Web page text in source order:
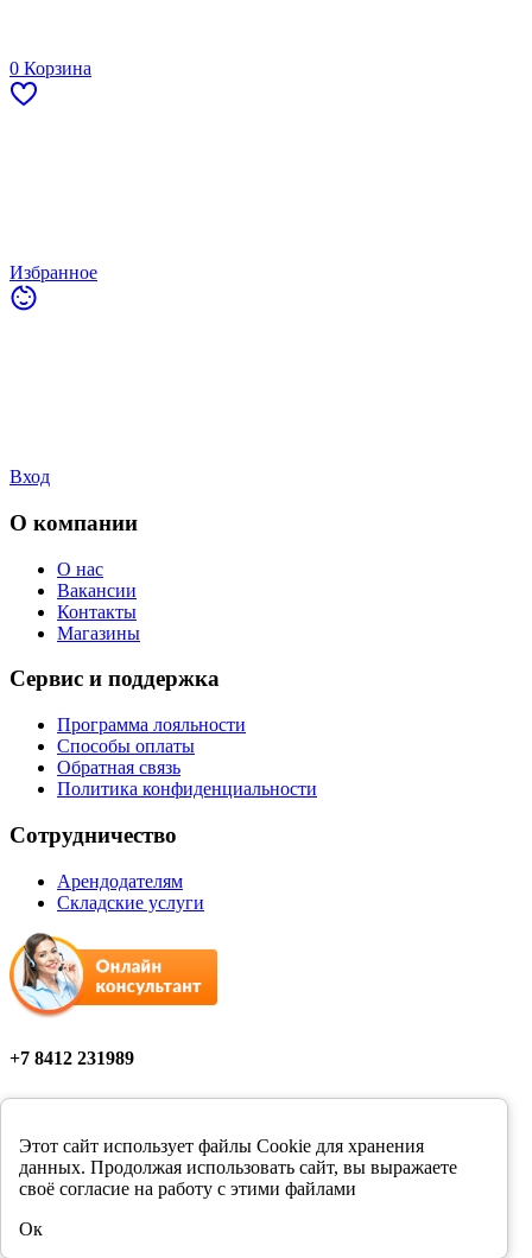
Этот сайт использует файлы Cookie для хранения
данных. Продолжая использовать сайт, вы выражаете
своё согласие на работу с этими файлами
Ок
0 Корзина
Избранное
Вход
О компании
О нас
Вакансии
Контакты
Магазины
Сервис и поддержка
Программа лояльности
Способы оплаты
Обратная связь
Политика конфиденциальности
Сотрудничество
Арендодателям
Складские услуги
+7 8412 231989
Мы в соцсетях
Цены в розничных магазинах Фортуна могут отличаться от
цен, указанных на сайте.